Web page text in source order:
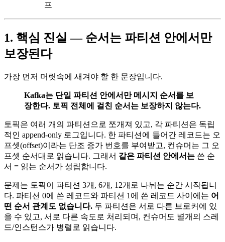
프
1. 핵심 진실 — 순서는 파티션 안에서만
보장된다
가장 먼저 머릿속에 새겨야 할 한 문장입니다.
Kafka는 단일 파티션 안에서만 메시지 순서를 보
장한다. 토픽 전체에 걸친 순서는 보장하지 않는다.
토픽은 여러 개의 파티션으로 쪼개져 있고, 각 파티션은 독립
적인 append-only 로그입니다. 한 파티션에 들어간 레코드는 오
프셋(offset)이라는 단조 증가 번호를 부여받고, 컨슈머는 그 오
프셋 순서대로 읽습니다. 그래서 같은 파티션 안에서는 쓴 순
서 = 읽는 순서가 성립합니다.
문제는 토픽이 파티션 3개, 6개, 12개로 나뉘는 순간 시작됩니
다. 파티션 0에 쓴 레코드와 파티션 1에 쓴 레코드 사이에는 어
떤 순서 관계도 없습니다. 두 파티션은 서로 다른 브로커에 있
을 수 있고, 서로 다른 속도로 처리되며, 컨슈머도 별개의 스레
드/인스턴스가 병렬로 읽습니다.